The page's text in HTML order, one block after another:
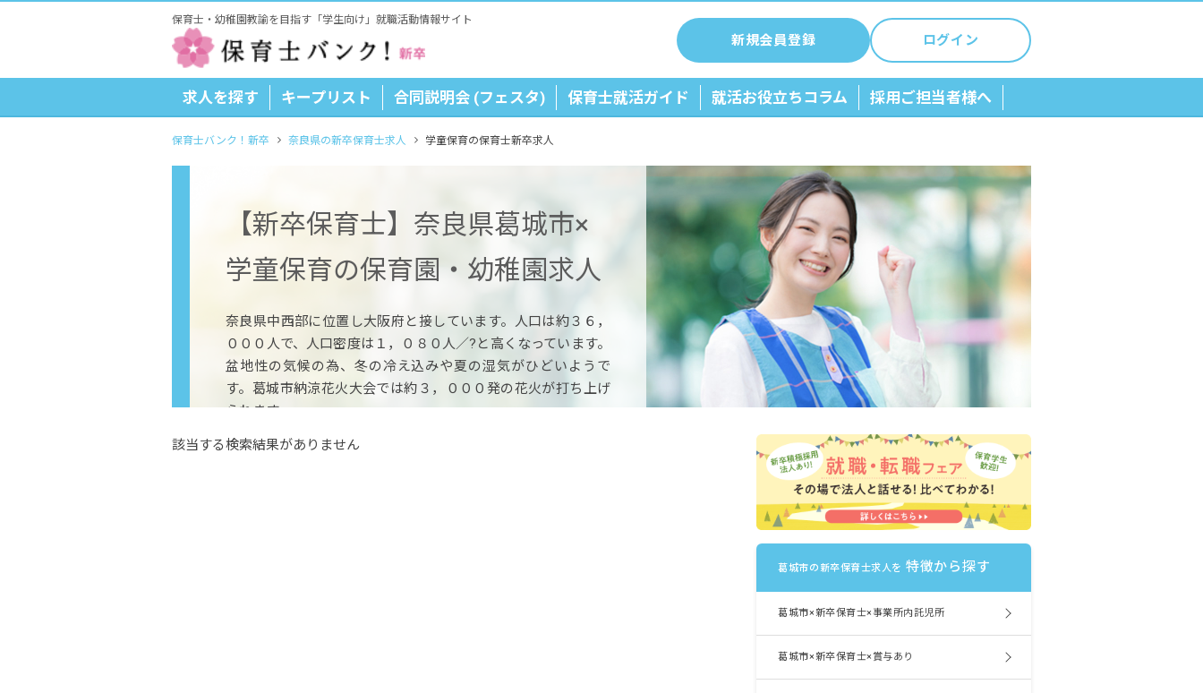
保育士・幼稚園教諭を目指す「学生向け」就職活動情報サイト
新規会員登録 ログイン
求人を探す キープリスト 合同説明会 (フェスタ) 保育士就活ガイド 就活お役立ちコラム 採用ご担当者様へ
保育士バンク！新卒 奈良県の新卒保育士求人 学童保育の保育士新卒求人
【新卒保育士】奈良県葛城市×
学童保育の保育園・幼稚園求人
奈良県中西部に位置し大阪府と接しています。人口は約３６，
０００人で、人口密度は１，０８０人／?と高くなっています。
盆地性の気候の為、冬の冷え込みや夏の湿気がひどいようで
す。葛城市納涼花火大会では約３，０００発の花火が打ち上げ
られます。
該当する検索結果がありません
葛城市の新卒保育士求人を 特徴から探す
葛城市×新卒保育士×事業所内託児所
葛城市×新卒保育士×賞与あり